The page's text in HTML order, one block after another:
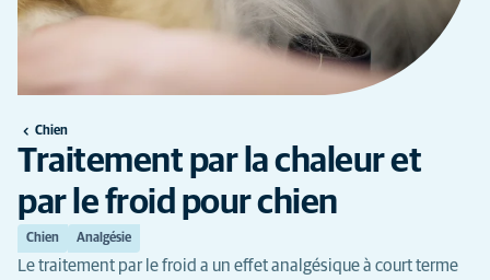
Chien
Traitement par la chaleur et
par le froid pour chien
Chien Analgésie
Le traitement par le froid a un effet analgésique à court terme